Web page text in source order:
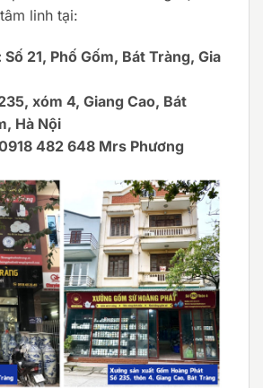
linh tại:
21, Phố Gốm, Bát Tràng, Gia
xóm 4, Giang Cao, Bát
Hà Nội
482 648 Mrs Phương